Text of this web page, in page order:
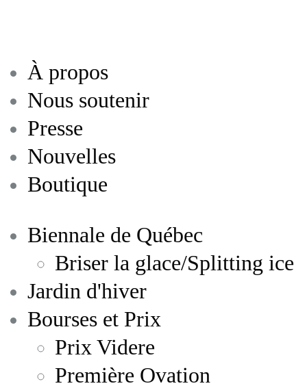
À propos
Nous soutenir
Presse
Nouvelles
Boutique
Biennale de Québec
Briser la glace/Splitting ice
Jardin d'hiver
Bourses et Prix
Prix Videre
Première Ovation